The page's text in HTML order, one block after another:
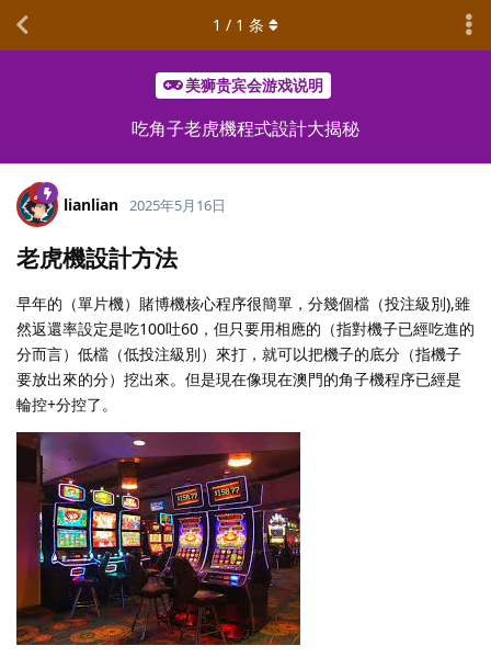
美狮贵宾会游戏说明
吃角子老虎機程式設計大揭秘
1 / 1 条
lianlian 2025年5月16日
老虎機設計方法
早年的（單片機）賭博機核心程序很簡單，分幾個檔（投注級別),雖
然返還率設定是吃100吐60，但只要用相應的（指對機子已經吃進的
分而言）低檔（低投注級別）來打，就可以把機子的底分（指機子
要放出來的分）挖出來。但是現在像現在澳門的角子機程序已經是
輪控+分控了。